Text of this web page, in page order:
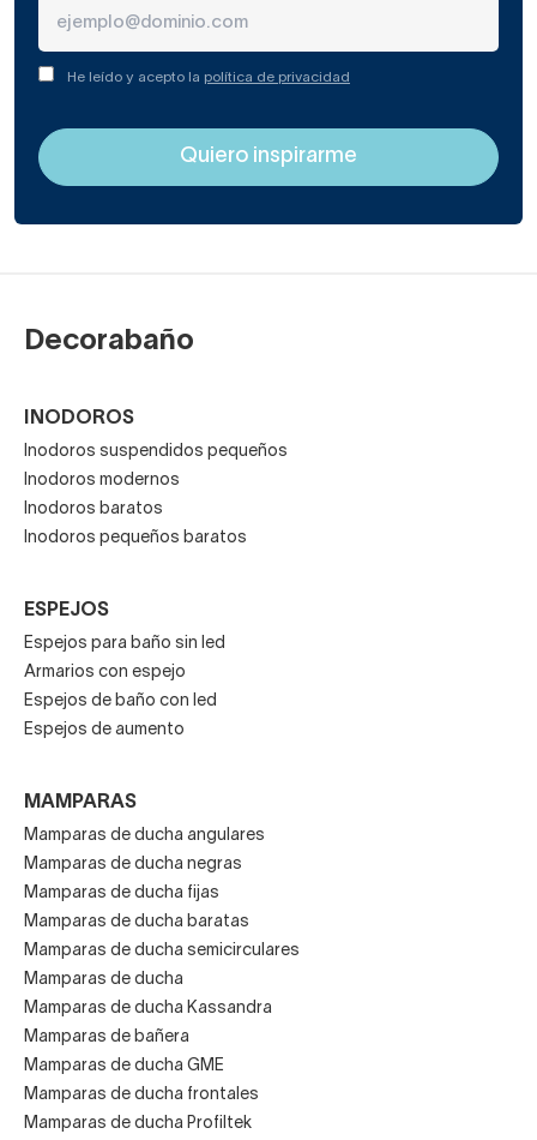
He leído y acepto la política de privacidad
Decorabaño
INODOROS
Inodoros suspendidos pequeños
Inodoros modernos
Inodoros baratos
Inodoros pequeños baratos
ESPEJOS
Espejos para baño sin led
Armarios con espejo
Espejos de baño con led
Espejos de aumento
MAMPARAS
Mamparas de ducha angulares
Mamparas de ducha negras
Mamparas de ducha fijas
Mamparas de ducha baratas
Mamparas de ducha semicirculares
Mamparas de ducha
Mamparas de ducha Kassandra
Mamparas de bañera
Mamparas de ducha GME
Mamparas de ducha frontales
Mamparas de ducha Profiltek